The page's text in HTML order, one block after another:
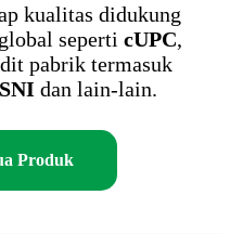
kualitas didukung
seperti cUPC,
pabrik termasuk
SNI dan lain-lain.
Produk